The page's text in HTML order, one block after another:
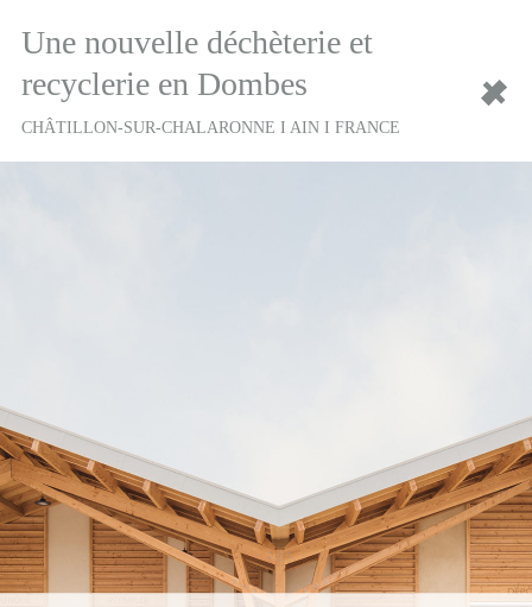
Une nouvelle déchèterie et
recyclerie en Dombes
CHÂTILLON-SUR-CHALARONNE I AIN I FRANCE